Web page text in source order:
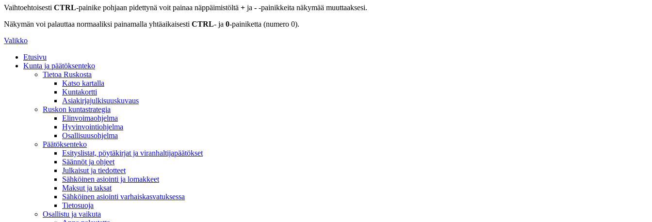
Vaihtoehtoisesti CTRL-painike pohjaan pidettynä voit painaa näppäimistöltä + ja - -painikkeita näkymää muuttaaksesi.
Näkymän voi palauttaa normaaliksi painamalla yhtäaikaisesti CTRL- ja 0-painiketta (numero 0).
Valikko
Etusivu
Kunta ja päätöksenteko
Tietoa Ruskosta
Katso kartalla
Kuntakortti
Asiakirjajulkisuuskuvaus
Ruskon kuntastrategia
Elinvoimaohjelma
Hyvinvointiohjelma
Osallisuusohjelma
Päätöksenteko
Esityslistat, pöytäkirjat ja viranhaltijapäätökset
Säännöt ja ohjeet
Julkaisut ja tiedotteet
Sähköinen asiointi ja lomakkeet
Maksut ja taksat
Sähköinen asiointi varhaiskasvatuksessa
Tietosuoja
Osallistu ja vaikuta